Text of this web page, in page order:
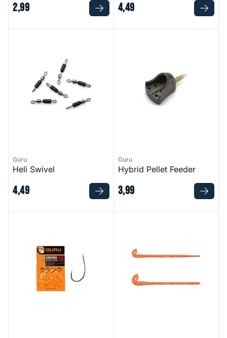
2,99 4,49
Guru
Heli Swivel
4,49
Guru
Hybrid Pellet Feeder
3,99